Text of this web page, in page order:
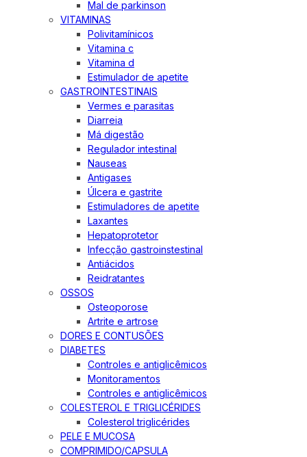
Mal de parkinson
VITAMINAS
Polivitamínicos
Vitamina c
Vitamina d
Estimulador de apetite
GASTROINTESTINAIS
Vermes e parasitas
Diarreia
Má digestão
Regulador intestinal
Nauseas
Antigases
Úlcera e gastrite
Estimuladores de apetite
Laxantes
Hepatoprotetor
Infecção gastroinstestinal
Antiácidos
Reidratantes
OSSOS
Osteoporose
Artrite e artrose
DORES E CONTUSÕES
DIABETES
Controles e antiglicêmicos
Monitoramentos
Controles e antiglicêmicos
COLESTEROL E TRIGLICÉRIDES
Colesterol triglicérides
PELE E MUCOSA
COMPRIMIDO/CAPSULA